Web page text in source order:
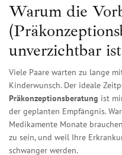
Warum die
unverzichtbar ist
Viele Paare warten zu lange
Kinderwunsch. Der ideale
Präkonzeptionsberatung ist
der geplanten Empfängnis.
Medikamente Monate
zu sein, und weil Ihre
schwanger werden.